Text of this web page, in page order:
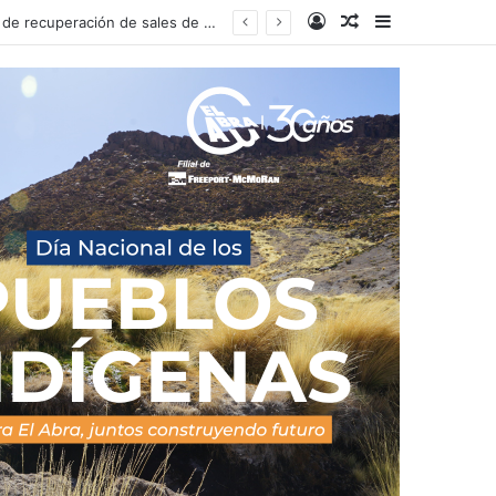
abierto a la comunidad AccesoPublicacion al
Barra lateral